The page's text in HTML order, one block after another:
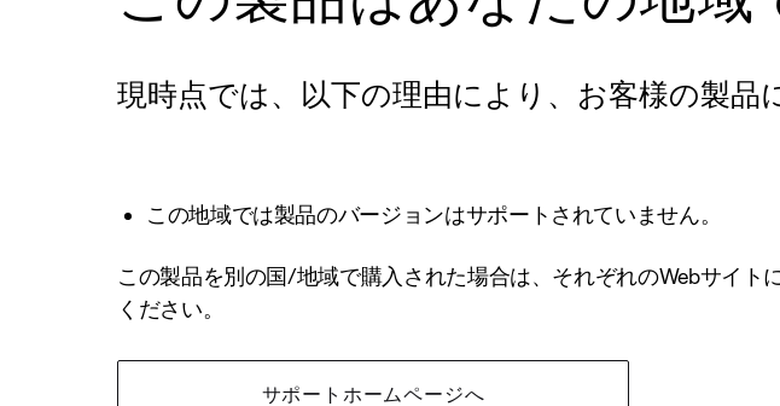
現時点では、以下の理由により、お客様の製品
この地域では製品のバージョンはサポートされていません。
この製品を別の国/地域で購入された場合は、それぞれのWebサイ
ください。
サポートホームページへ